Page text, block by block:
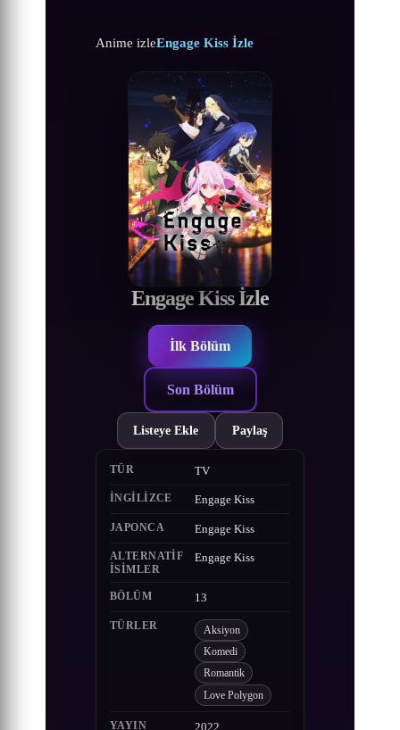
Anime izleEngage Kiss İzle
Engage Kiss İzle
İlk Bölüm
Son Bölüm
Listeye Ekle Paylaş
TÜR TV
İNGILIZCE Engage Kiss
JAPONCA Engage Kiss
ALTERNATIF
ISIMLER
Engage Kiss
BÖLÜM 13
TÜRLER Aksiyon
Komedi
Romantik
Love Polygon
YAYIN 2022